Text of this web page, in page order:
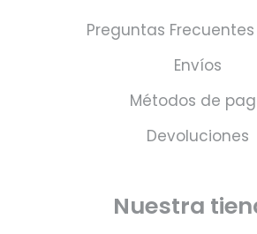
Preguntas Frecuentes
Envíos
Métodos de
Devoluciones
Nuestra